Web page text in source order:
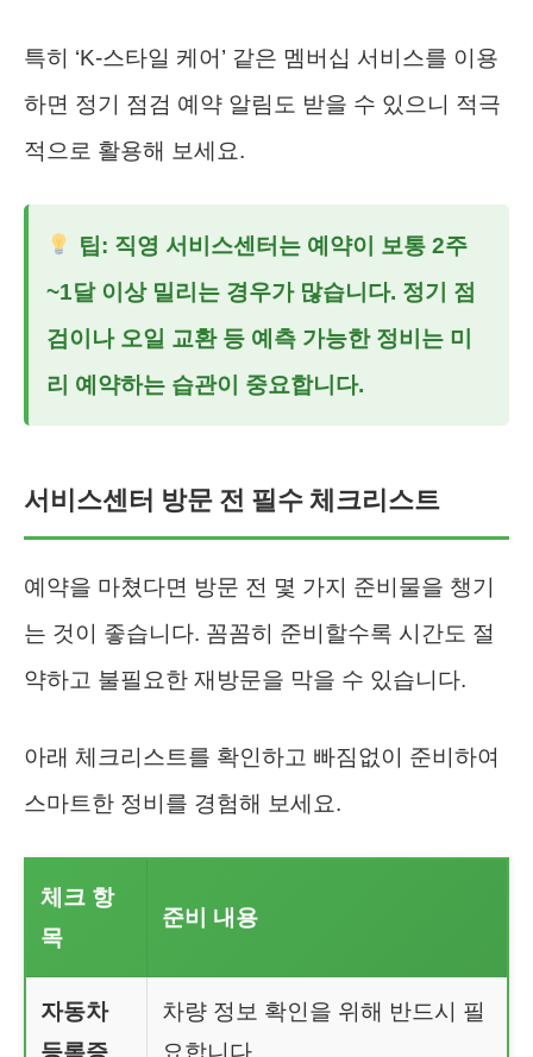
특히 ‘K-스타일 케어’ 같은 멤버십 서비스를 이용
하면 정기 점검 예약 알림도 받을 수 있으니 적극
적으로 활용해 보세요.
팁: 직영 서비스센터는 예약이 보통 2주
~1달 이상 밀리는 경우가 많습니다. 정기 점
검이나 오일 교환 등 예측 가능한 정비는 미
리 예약하는 습관이 중요합니다.
서비스센터 방문 전 필수 체크리스트
예약을 마쳤다면 방문 전 몇 가지 준비물을 챙기
는 것이 좋습니다. 꼼꼼히 준비할수록 시간도 절
약하고 불필요한 재방문을 막을 수 있습니다.
아래 체크리스트를 확인하고 빠짐없이 준비하여
스마트한 정비를 경험해 보세요.
체크 항
목
준비 내용
자동차
등록증
차량 정보 확인을 위해 반드시 필
요합니다.